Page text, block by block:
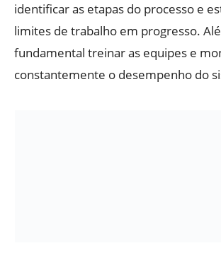
identificar as etapas do processo e
limites de trabalho em progresso.
fundamental treinar as equipes e
constantemente o desempenho do